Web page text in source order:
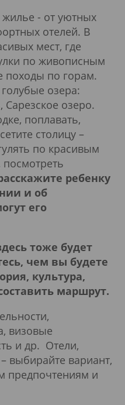
- от уютных
отелей. В
мест, где
по живописным
походы по горам.
озера:
Сарезское озеро.
поплавать,
столицу –
по красивым
посмотреть
ребенку
и об
его
тоже будет
чем вы будете
культура,
маршрут.
визовые
и др. Отели,
выбирайте вариант,
предпочтениям и